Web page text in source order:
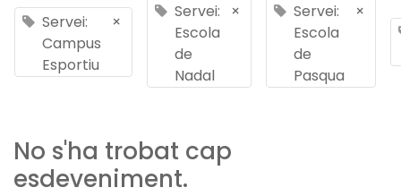
Servei:
Campus
Esportiu
×
Servei:
Escola
de
Nadal
×
Servei:
Escola
de
Pasqua
×
No s'ha trobat cap
esdeveniment.